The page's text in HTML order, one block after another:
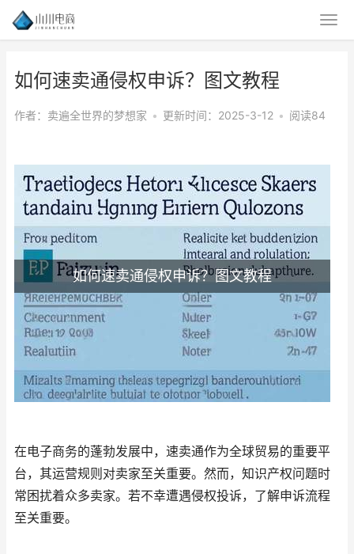
如何速卖通侵权申诉？图文教程
作者：卖遍全世界的梦想家 • 更新时间：2025-3-12 • 阅读84
如何速卖通侵权申诉？图文教程
在电子商务的蓬勃发展中，速卖通作为全球贸易的重要平
台，其运营规则对卖家至关重要。然而，知识产权问题时
常困扰着众多卖家。若不幸遭遇侵权投诉，了解申诉流程
至关重要。